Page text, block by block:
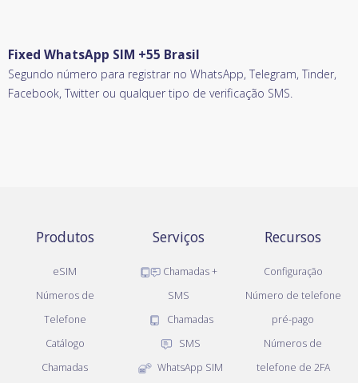
Fixed WhatsApp SIM +55 Brasil
Segundo número para registrar no WhatsApp, Telegram, Tinder,
Facebook, Twitter ou qualquer tipo de verificação SMS.
Produtos
eSIM
Números de
Telefone
Catálogo
Chamadas
Serviços
Chamadas +
SMS
Chamadas
SMS
WhatsApp SIM
Recursos
Configuração
Número de telefone
pré-pago
Números de
telefone de 2FA